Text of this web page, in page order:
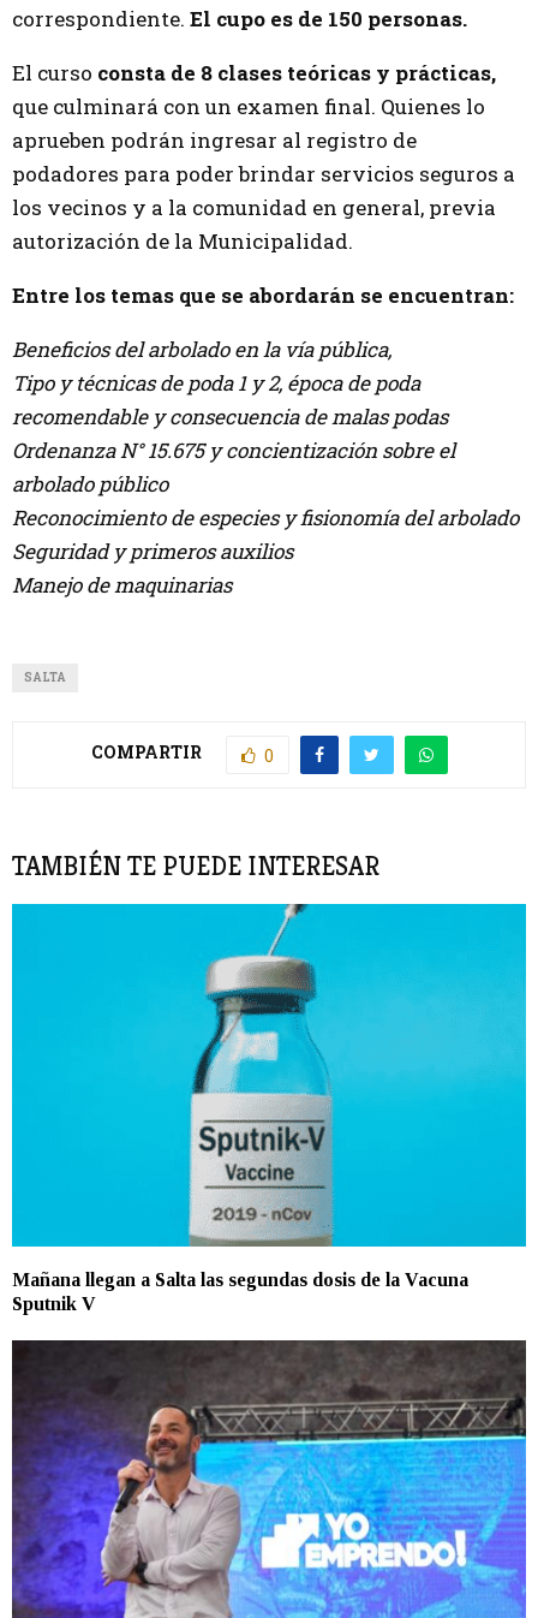
correspondiente. El cupo es de 150 personas.
El curso consta de 8 clases teóricas y prácticas,
que culminará con un examen final. Quienes lo
aprueben podrán ingresar al registro de
podadores para poder brindar servicios seguros a
los vecinos y a la comunidad en general, previa
autorización de la Municipalidad.
Entre los temas que se abordarán se encuentran:
Beneficios del arbolado en la vía pública,
Tipo y técnicas de poda 1 y 2, época de poda
recomendable y consecuencia de malas podas
Ordenanza N° 15.675 y concientización sobre el
arbolado público
Reconocimiento de especies y fisionomía del arbolado
Seguridad y primeros auxilios
Manejo de maquinarias
SALTA
COMPARTIR 0
TAMBIÉN TE PUEDE INTERESAR
Mañana llegan a Salta las segundas dosis de la Vacuna
Sputnik V